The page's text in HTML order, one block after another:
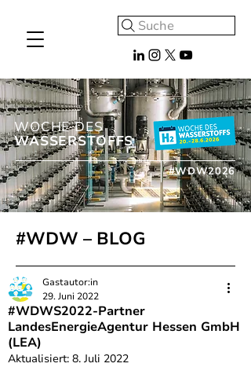
Suche
WOCHE DES
WASSERSTOFFS
#WDW2026
#WDW – BLOG
#WDWS2022-Partner
LandesEnergieAgentur Hessen GmbH
(LEA)
Gastautor:in
29. Juni 2022
Aktualisiert: 8. Juli 2022